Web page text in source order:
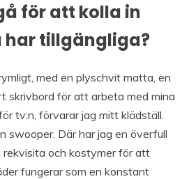
för att kolla in
har tillgängliga?
med en plyschvit matta, en
skrivbord för att arbeta med mina
tv:n, förvarar jag mitt klädställ.
swooper. Där har jag en överfull
rekvisita och kostymer för att
fungerar som en konstant